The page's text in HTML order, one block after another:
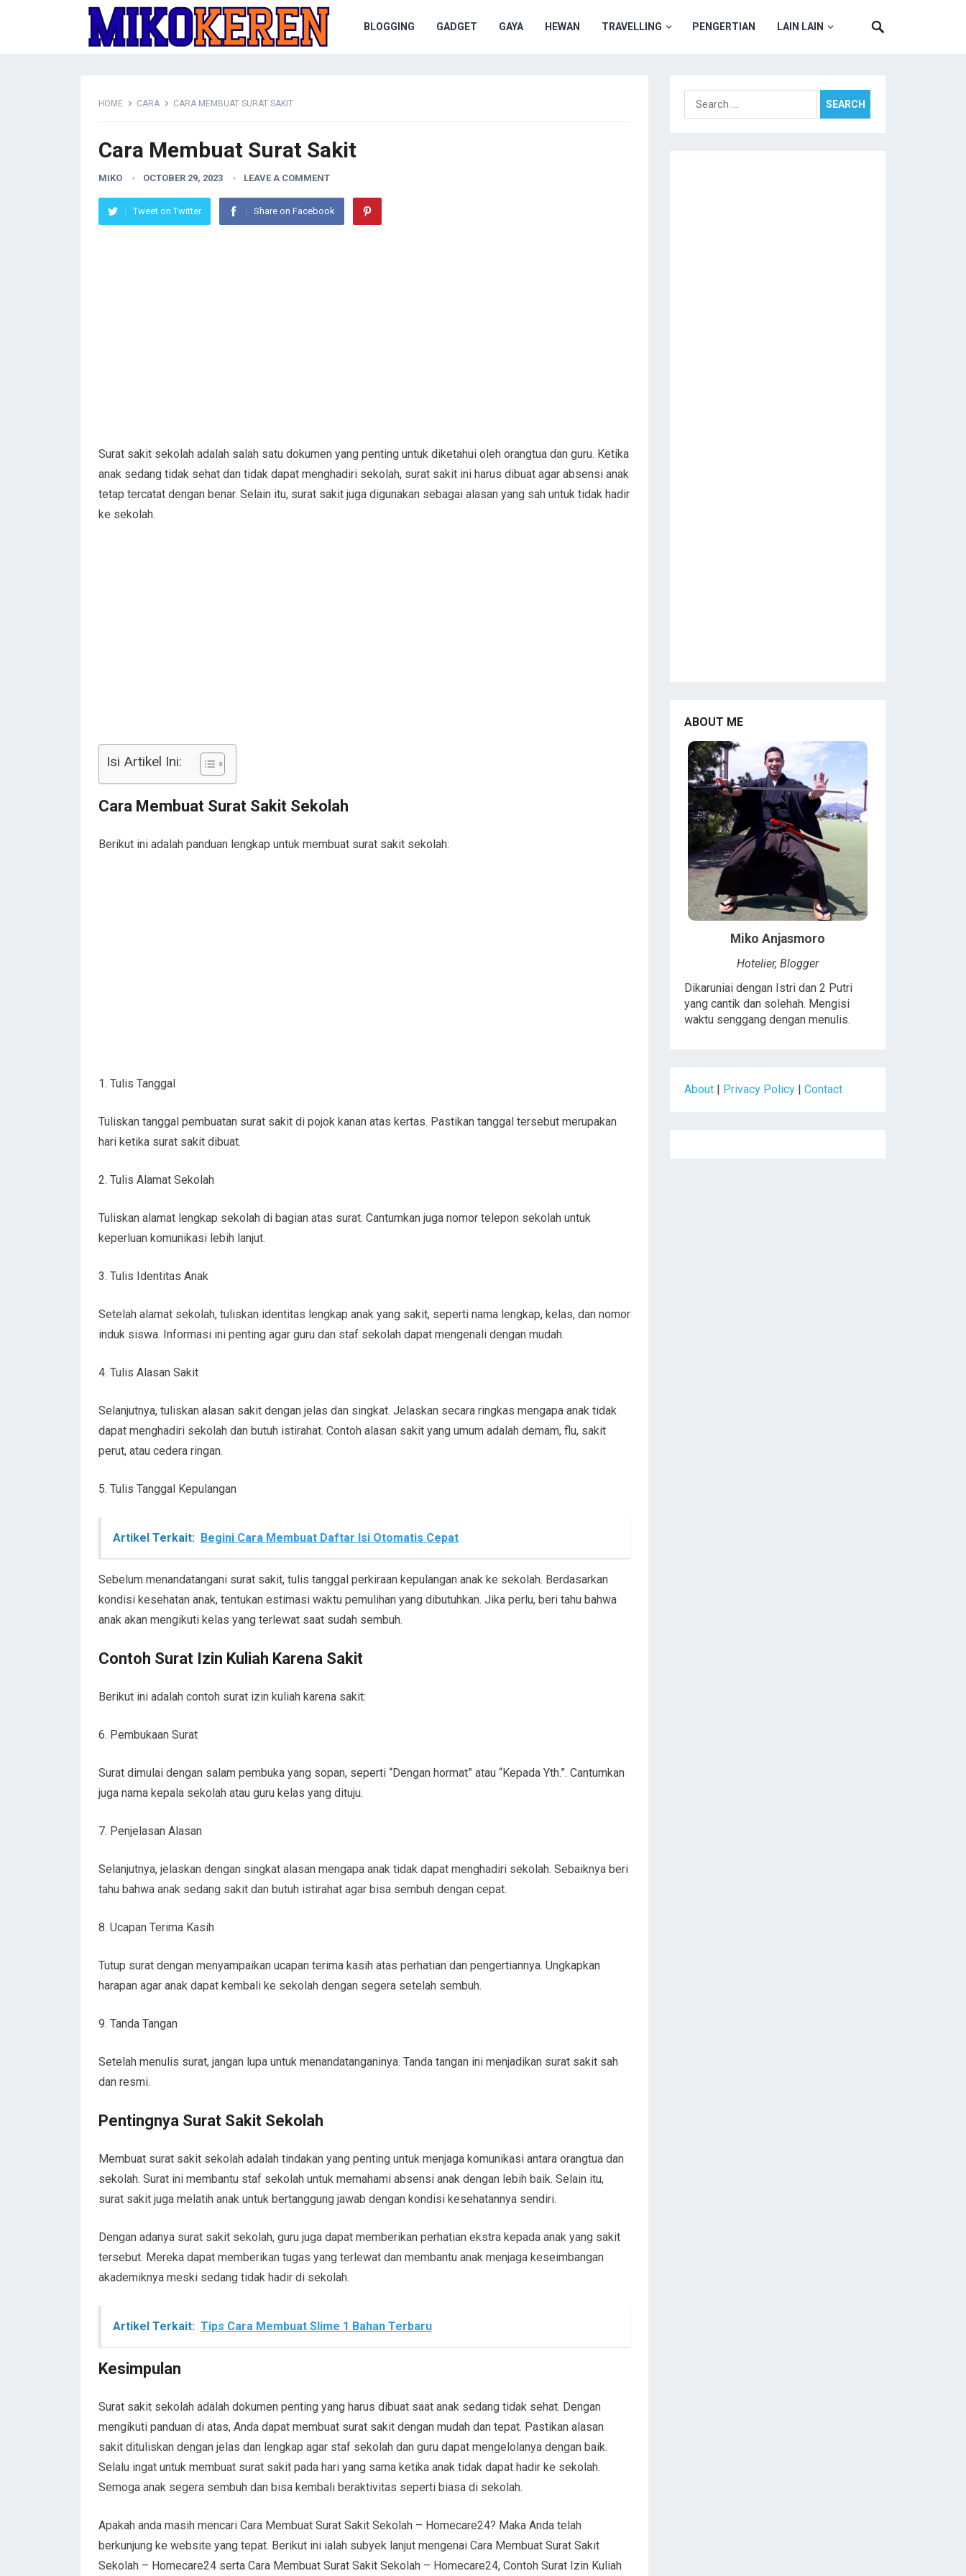
BLOGGING GADGET GAYA HEWAN TRAVELLING PENGERTIAN LAIN LAIN
HOME CARA CARA MEMBUAT SURAT SAKIT
Cara Membuat Surat Sakit
MIKO OCTOBER 29, 2023 LEAVE A COMMENT
Tweet on Twitter Share on Facebook
Surat sakit sekolah adalah salah satu dokumen yang penting untuk diketahui oleh orangtua dan guru. Ketika
anak sedang tidak sehat dan tidak dapat menghadiri sekolah, surat sakit ini harus dibuat agar absensi anak
tetap tercatat dengan benar. Selain itu, surat sakit juga digunakan sebagai alasan yang sah untuk tidak hadir
ke sekolah.
Isi Artikel Ini:
Cara Membuat Surat Sakit Sekolah
Berikut ini adalah panduan lengkap untuk membuat surat sakit sekolah:
1. Tulis Tanggal
Tuliskan tanggal pembuatan surat sakit di pojok kanan atas kertas. Pastikan tanggal tersebut merupakan
hari ketika surat sakit dibuat.
2. Tulis Alamat Sekolah
Tuliskan alamat lengkap sekolah di bagian atas surat. Cantumkan juga nomor telepon sekolah untuk
keperluan komunikasi lebih lanjut.
3. Tulis Identitas Anak
Setelah alamat sekolah, tuliskan identitas lengkap anak yang sakit, seperti nama lengkap, kelas, dan nomor
induk siswa. Informasi ini penting agar guru dan staf sekolah dapat mengenali dengan mudah.
4. Tulis Alasan Sakit
Selanjutnya, tuliskan alasan sakit dengan jelas dan singkat. Jelaskan secara ringkas mengapa anak tidak
dapat menghadiri sekolah dan butuh istirahat. Contoh alasan sakit yang umum adalah demam, flu, sakit
perut, atau cedera ringan.
5. Tulis Tanggal Kepulangan
Artikel Terkait: Begini Cara Membuat Daftar Isi Otomatis Cepat
Sebelum menandatangani surat sakit, tulis tanggal perkiraan kepulangan anak ke sekolah. Berdasarkan
kondisi kesehatan anak, tentukan estimasi waktu pemulihan yang dibutuhkan. Jika perlu, beri tahu bahwa
anak akan mengikuti kelas yang terlewat saat sudah sembuh.
Contoh Surat Izin Kuliah Karena Sakit
Berikut ini adalah contoh surat izin kuliah karena sakit:
6. Pembukaan Surat
Surat dimulai dengan salam pembuka yang sopan, seperti “Dengan hormat” atau “Kepada Yth.”. Cantumkan
juga nama kepala sekolah atau guru kelas yang dituju.
7. Penjelasan Alasan
Selanjutnya, jelaskan dengan singkat alasan mengapa anak tidak dapat menghadiri sekolah. Sebaiknya beri
tahu bahwa anak sedang sakit dan butuh istirahat agar bisa sembuh dengan cepat.
8. Ucapan Terima Kasih
Tutup surat dengan menyampaikan ucapan terima kasih atas perhatian dan pengertiannya. Ungkapkan
harapan agar anak dapat kembali ke sekolah dengan segera setelah sembuh.
9. Tanda Tangan
Setelah menulis surat, jangan lupa untuk menandatanganinya. Tanda tangan ini menjadikan surat sakit sah
dan resmi.
Pentingnya Surat Sakit Sekolah
Membuat surat sakit sekolah adalah tindakan yang penting untuk menjaga komunikasi antara orangtua dan
sekolah. Surat ini membantu staf sekolah untuk memahami absensi anak dengan lebih baik. Selain itu,
surat sakit juga melatih anak untuk bertanggung jawab dengan kondisi kesehatannya sendiri.
Dengan adanya surat sakit sekolah, guru juga dapat memberikan perhatian ekstra kepada anak yang sakit
tersebut. Mereka dapat memberikan tugas yang terlewat dan membantu anak menjaga keseimbangan
akademiknya meski sedang tidak hadir di sekolah.
Artikel Terkait: Tips Cara Membuat Slime 1 Bahan Terbaru
Kesimpulan
Surat sakit sekolah adalah dokumen penting yang harus dibuat saat anak sedang tidak sehat. Dengan
mengikuti panduan di atas, Anda dapat membuat surat sakit dengan mudah dan tepat. Pastikan alasan
sakit dituliskan dengan jelas dan lengkap agar staf sekolah dan guru dapat mengelolanya dengan baik.
Selalu ingat untuk membuat surat sakit pada hari yang sama ketika anak tidak dapat hadir ke sekolah.
Semoga anak segera sembuh dan bisa kembali beraktivitas seperti biasa di sekolah.
Apakah anda masih mencari Cara Membuat Surat Sakit Sekolah – Homecare24? Maka Anda telah
berkunjung ke website yang tepat. Berikut ini ialah subyek lanjut mengenai Cara Membuat Surat Sakit
Sekolah – Homecare24 serta Cara Membuat Surat Sakit Sekolah – Homecare24, Contoh Surat Izin Kuliah
Search
for:
ABOUT ME
Miko Anjasmoro
Hotelier, Blogger
Dikaruniai dengan Istri dan 2 Putri
yang cantik dan solehah. Mengisi
waktu senggang dengan menulis.
About Privacy Policy Contact